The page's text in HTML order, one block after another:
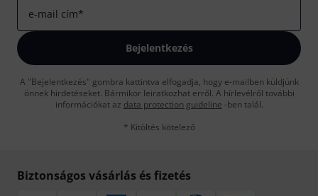
e-mail cím*
Bejelentkezés
A "Bejelentkezés" gombra kattintva elfogadja, hogy e-mailben küldjünk
önnek hirdetéseket. Bármikor leiratkozhat erről. A hírlevélről további
információkat az data protection guideline -ben talál.
* Kitöltés kötelező
Biztonságos vásárlás és fizetés